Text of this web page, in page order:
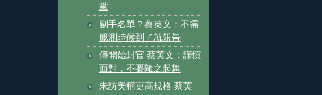
黨
副手名單？蔡英文：不需
臆測時候到了就報告
傳開始封官 蔡英文：謹慎
面對，不要隨之起舞
朱訪美稱更高規格 蔡英